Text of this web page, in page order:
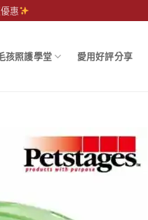
惠
孩照護學堂 愛用好評分享